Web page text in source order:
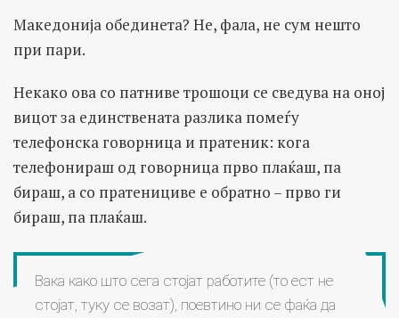
Македонија обединета? Не, фала, не сум нешто
при пари.
Некако ова со патниве трошоци се сведува на оној
вицот за единствената разлика помеѓу
телефонска говорница и пратеник: кога
телефонираш од говорница прво плаќаш, па
бираш, а со пратенициве е обратно – прво ги
бираш, па плаќаш.
Вака како што сега стојат работите (то ест не
стојат, туку се возат), поевтино ни се фаќа да